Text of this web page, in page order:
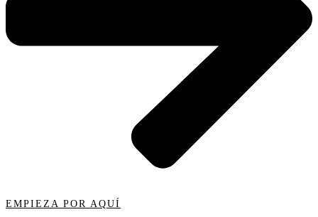
EMPIEZA POR AQUÍ